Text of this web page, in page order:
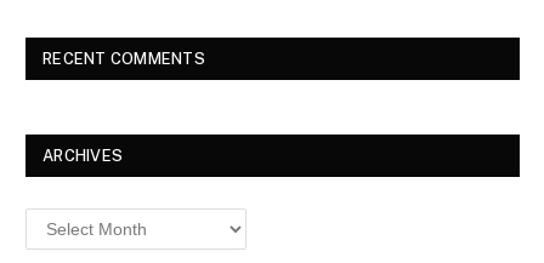
RECENT COMMENTS
ARCHIVES
Archives